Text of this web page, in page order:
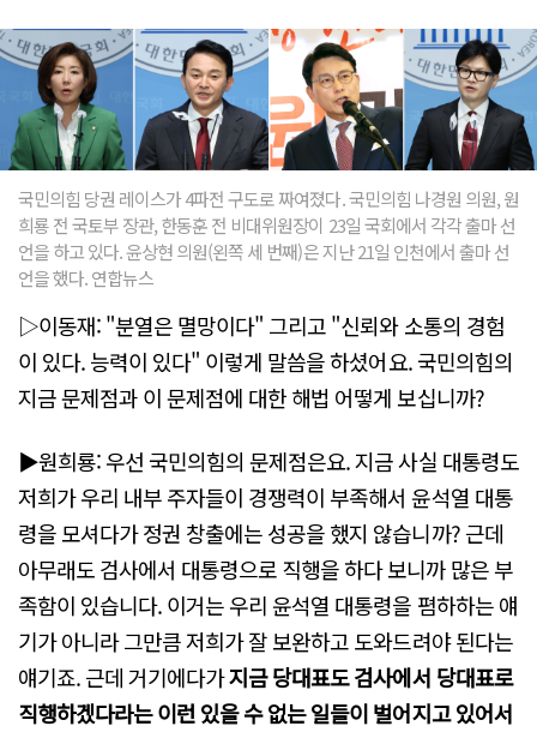
국민의힘 당권 레이스가 4파전 구도로 짜여졌다. 국민의힘 나경원 의원, 원
희룡 전 국토부 장관, 한동훈 전 비대위원장이 23일 국회에서 각각 출마 선
언을 하고 있다. 윤상현 의원(왼쪽 세 번째)은 지난 21일 인천에서 출마 선
언을 했다. 연합뉴스
▷이동재: "분열은 멸망이다" 그리고 "신뢰와 소통의 경험
이 있다. 능력이 있다" 이렇게 말씀을 하셨어요. 국민의힘의
지금 문제점과 이 문제점에 대한 해법 어떻게 보십니까?
▶원희룡: 우선 국민의힘의 문제점은요. 지금 사실 대통령도
저희가 우리 내부 주자들이 경쟁력이 부족해서 윤석열 대통
령을 모셔다가 정권 창출에는 성공을 했지 않습니까? 근데
아무래도 검사에서 대통령으로 직행을 하다 보니까 많은 부
족함이 있습니다. 이거는 우리 윤석열 대통령을 폄하하는 얘
기가 아니라 그만큼 저희가 잘 보완하고 도와드려야 된다는
얘기죠. 근데 거기에다가지금 당대표도 검사에서 당대표로
직행하겠다라는 이런 있을 수 없는 일들이 벌어지고 있어서